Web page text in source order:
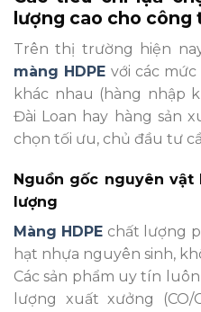
lượng cao cho công
Trên thị trường hiện
màng HDPE với các
khác nhau (hàng nhập
Đài Loan hay hàng sản
chọn tối ưu, chủ đầu tư
Nguồn gốc nguyên
lượng
Màng HDPE chất lượng
hạt nhựa nguyên sinh,
Các sản phẩm uy tín
lượng xuất xưởng